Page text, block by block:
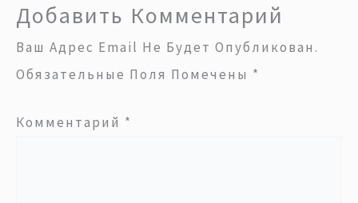
Добавить Комментарий
Ваш Адрес Email Не Будет Опубликован.
Обязательные Поля Помечены *
Комментарий *